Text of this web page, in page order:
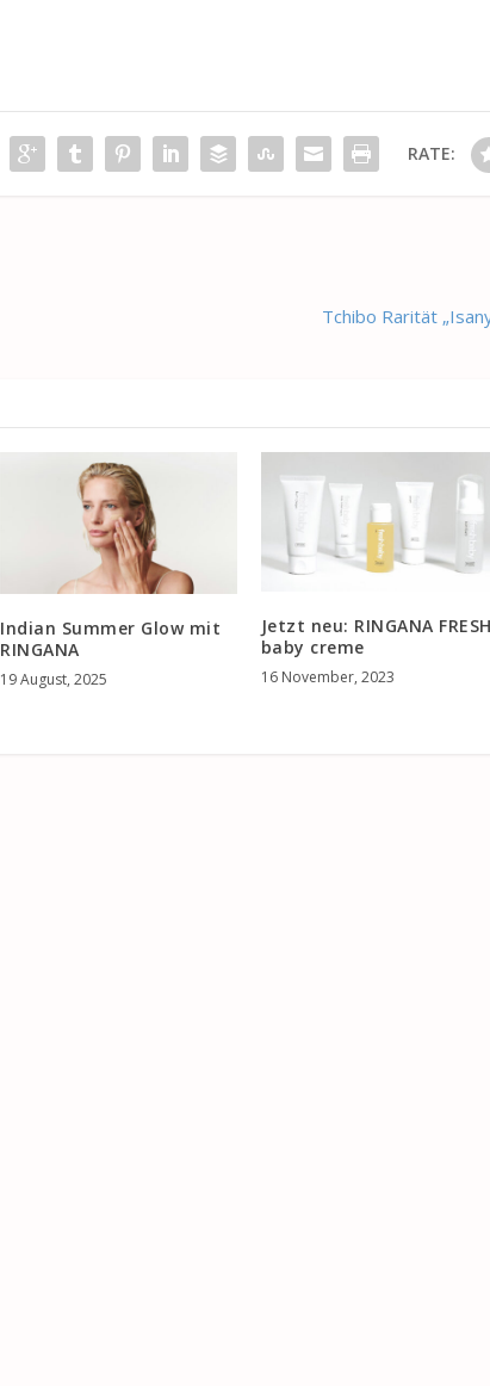
RATE:
Tchibo Rarität
Indian Summer Glow mit
RINGANA
19 August, 2025
Jetzt neu: RINGANA FRESH
baby creme
16 November, 2023